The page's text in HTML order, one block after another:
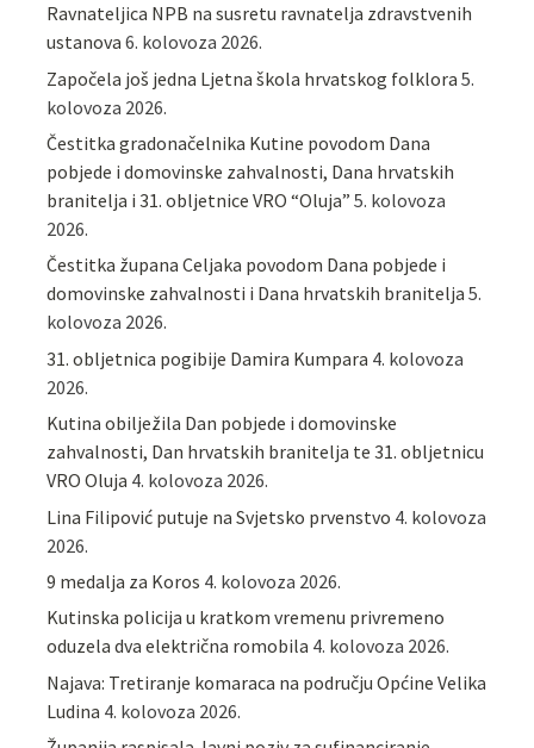
Ravnateljica NPB na susretu ravnatelja zdravstvenih
ustanova 6. kolovoza 2026.
Započela još jedna Ljetna škola hrvatskog folklora 5.
kolovoza 2026.
Čestitka gradonačelnika Kutine povodom Dana
pobjede i domovinske zahvalnosti, Dana hrvatskih
branitelja i 31. obljetnice VRO “Oluja” 5. kolovoza
2026.
Čestitka župana Celjaka povodom Dana pobjede i
domovinske zahvalnosti i Dana hrvatskih branitelja 5.
kolovoza 2026.
31. obljetnica pogibije Damira Kumpara 4. kolovoza
2026.
Kutina obilježila Dan pobjede i domovinske
zahvalnosti, Dan hrvatskih branitelja te 31. obljetnicu
VRO Oluja 4. kolovoza 2026.
Lina Filipović putuje na Svjetsko prvenstvo 4. kolovoza
2026.
9 medalja za Koros 4. kolovoza 2026.
Kutinska policija u kratkom vremenu privremeno
oduzela dva električna romobila 4. kolovoza 2026.
Najava: Tretiranje komaraca na području Općine Velika
Ludina 4. kolovoza 2026.